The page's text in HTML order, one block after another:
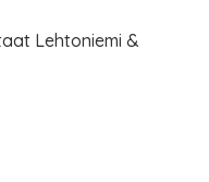
Lehtoniemi &